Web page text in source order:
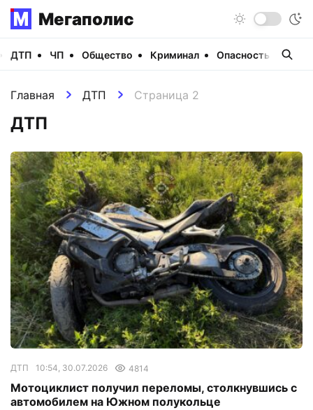
Мегаполис
ДТП ЧП Общество Криминал Опасность
Главная ДТП Страница 2
ДТП
ДТП 10:54, 30.07.2026 4814
Мотоциклист получил переломы, столкнувшись с
автомобилем на Южном полукольце